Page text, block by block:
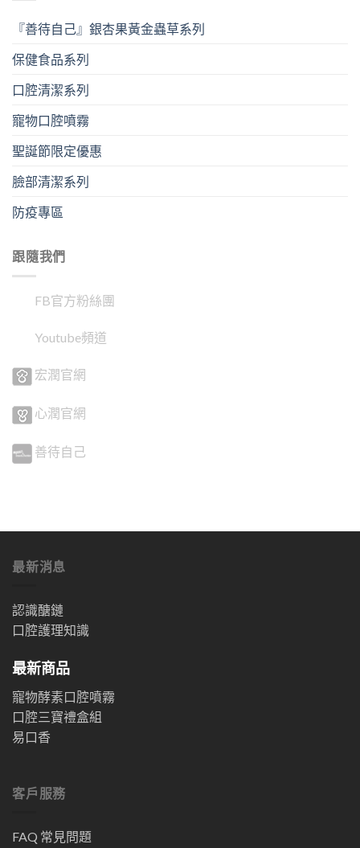
『善待自己』銀杏果黃金蟲草系列
保健食品系列
口腔清潔系列
寵物口腔噴霧
聖誕節限定優惠
臉部清潔系列
防疫專區
跟隨我們
FB官方粉絲團
Youtube頻道
宏潤官網
心潤官網
善待自己
最新消息
認識醣鏈
口腔護理知識
最新商品
寵物酵素口腔噴霧
口腔三寶禮盒組
易口香
客戶服務
FAQ 常見問題